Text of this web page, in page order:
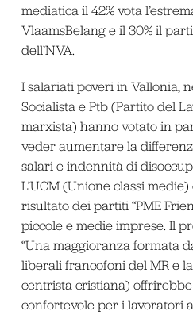
mediatica il 42% vota
VlaamsBelang e il 30% il
dell’NVA.
I salariati poveri in Vallonia,
Socialista e Ptb (Partito del
marxista) hanno votato in
veder aumentare la
salari e indennità di
L’UCM (Unione classi
risultato dei partiti “PME
piccole e medie imprese. Il
“Una maggioranza formata
liberali francofoni del MR e
centrista cristiana)
confortevole per i lavoratori